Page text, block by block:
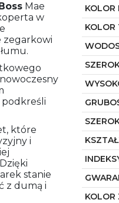
Boss Mae
w
zegarkowi
podkreśli
które
i
stanie
z dumą i
KOLOR
KOLOR
KOLOR